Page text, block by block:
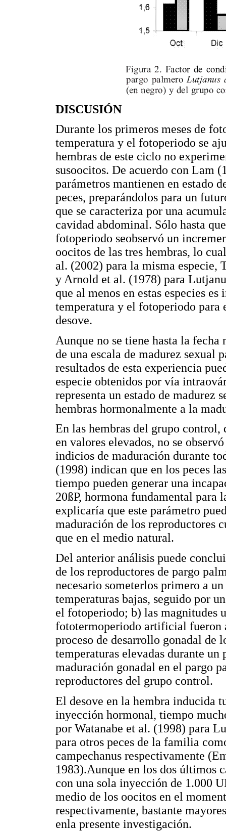
DISCUSIÓN
Durante los primeros meses de
temperatura y el fotoperiodo se
hembras de este ciclo no
susoocitos. De acuerdo con Lam
parámetros mantienen en estado
peces, preparándolos para un
que se caracteriza por una
cavidad abdominal. Sólo hasta
fotoperiodo seobservó un
oocitos de las tres hembras, lo
al. (2002) para la misma especie,
y Arnold et al. (1978) para
que al menos en estas especies
temperatura y el fotoperiodo
desove.
Aunque no se tiene hasta la
de una escala de madurez sexual
resultados de esta experiencia
especie obtenidos por vía
representa un estado de madurez
hembras hormonalmente a la
En las hembras del grupo control,
en valores elevados, no se
indicios de maduración durante
(1998) indican que en los peces
tiempo pueden generar una
20ßP, hormona fundamental para
explicaría que este parámetro
maduración de los reproductores
que en el medio natural.
Del anterior análisis puede
de los reproductores de pargo
necesario someterlos primero a
temperaturas bajas, seguido por
el fotoperiodo; b) las magnitudes
fototermoperiodo artificial fueron
proceso de desarrollo gonadal de
temperaturas elevadas durante
maduración gonadal en el pargo
reproductores del grupo control.
El desove en la hembra inducida
inyección hormonal, tiempo
por Watanabe et al. (1998) para
para otros peces de la familia
campechanus respectivamente
1983).Aunque en los dos últimos
con una sola inyección de 1.000
medio de los oocitos en el
respectivamente, bastante
enla presente investigación.